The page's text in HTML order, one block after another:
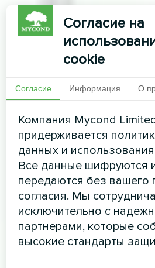
Согласие на
cookie
Согласие Информация О
Компания Mycond
придерживается
данных и
Все данные шифруются
передаются без вашего
согласия. Мы
исключительно с
партнерами, которые
высокие стандарты